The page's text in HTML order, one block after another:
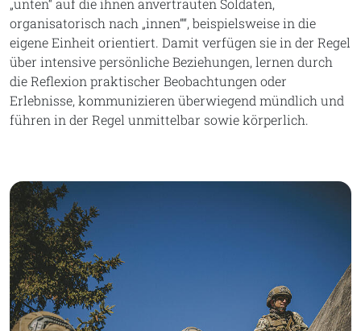
„unten“ auf die ihnen anvertrauten Soldaten,
organisatorisch nach „innen““, beispielsweise in die
eigene Einheit orientiert. Damit verfügen sie in der Regel
über intensive persönliche Beziehungen, lernen durch
die Reflexion praktischer Beobachtungen oder
Erlebnisse, kommunizieren überwiegend mündlich und
führen in der Regel unmittelbar sowie körperlich.